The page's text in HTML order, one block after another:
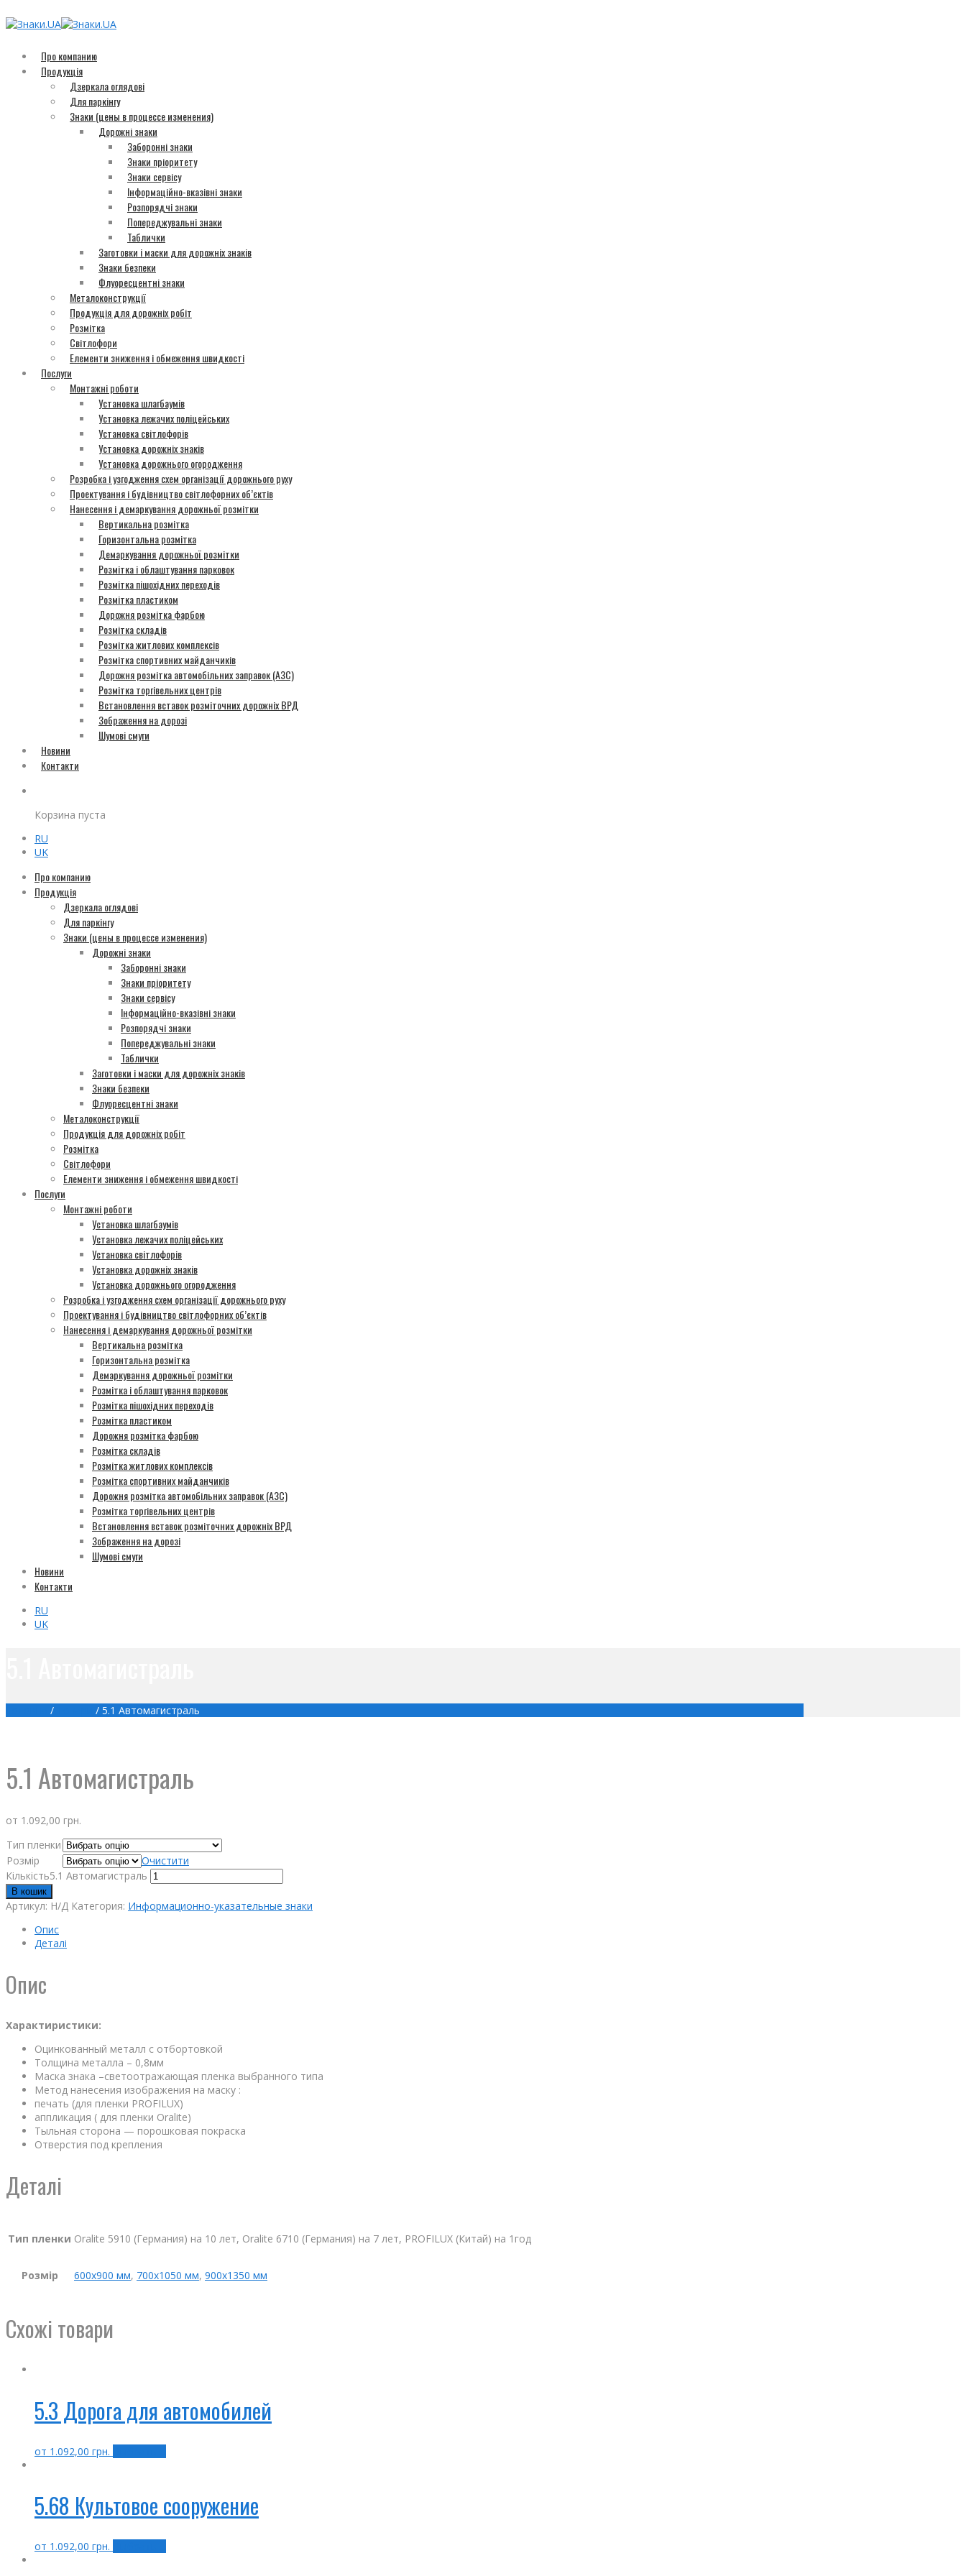
Про компанию
Продукція
Дзеркала оглядові
Для паркінгу
Знаки (цены в процессе изменения)
Дорожні знаки
Заборонні знаки
Знаки пріоритету
Знаки сервісу
Інформаційно-вказівні знаки
Розпорядчі знаки
Попереджувальні знаки
Таблички
Заготовки і маски для дорожніх знаків
Знаки безпеки
Флуоресцентні знаки
Металоконструкції
Продукція для дорожніх робіт
Розмітка
Світлофори
Елементи зниження і обмеження швидкості
Послуги
Монтажні роботи
Установка шлагбаумів
Установка лежачих поліцейських
Установка світлофорів
Установка дорожніх знаків
Установка дорожнього огородження
Розробка і узгодження схем організації дорожнього руху
Проектування і будівництво світлофорних об’єктів
Нанесення і демаркування дорожньої розмітки
Вертикальна розмітка
Горизонтальна розмітка
Демаркування дорожньої розмітки
Розмітка і облаштування парковок
Розмітка пішохідних переходів
Розмітка пластиком
Дорожня розмітка фарбою
Розмітка складів
Розмітка житлових комплексів
Розмітка спортивних майданчиків
Дорожня розмітка автомобільних заправок (АЗС)
Розмітка торгівельних центрів
Встановлення вставок розміточних дорожніх ВРД
Зображення на дорозі
Шумові смуги
Новини
Контакти
Корзина пуста
RU
UK
Про компанию
Продукція
Дзеркала оглядові
Для паркінгу
Знаки (цены в процессе изменения)
Дорожні знаки
Заборонні знаки
Знаки пріоритету
Знаки сервісу
Інформаційно-вказівні знаки
Розпорядчі знаки
Попереджувальні знаки
Таблички
Заготовки і маски для дорожніх знаків
Знаки безпеки
Флуоресцентні знаки
Металоконструкції
Продукція для дорожніх робіт
Розмітка
Світлофори
Елементи зниження і обмеження швидкості
Послуги
Монтажні роботи
Установка шлагбаумів
Установка лежачих поліцейських
Установка світлофорів
Установка дорожніх знаків
Установка дорожнього огородження
Розробка і узгодження схем організації дорожнього руху
Проектування і будівництво світлофорних об’єктів
Нанесення і демаркування дорожньої розмітки
Вертикальна розмітка
Горизонтальна розмітка
Демаркування дорожньої розмітки
Розмітка і облаштування парковок
Розмітка пішохідних переходів
Розмітка пластиком
Дорожня розмітка фарбою
Розмітка складів
Розмітка житлових комплексів
Розмітка спортивних майданчиків
Дорожня розмітка автомобільних заправок (АЗС)
Розмітка торгівельних центрів
Встановлення вставок розміточних дорожніх ВРД
Зображення на дорозі
Шумові смуги
Новини
Контакти
RU
UK
/ / 5.1 Автомагистраль
5.1 Автомагистраль
от 1.092,00 грн.
Тип пленки
Розмір
Очистити
Кількість5.1 Автомагистраль
В кошик
Артикул: Н/Д Категория: Информационно-указательные знаки
Опис
Деталі
Опис
Характиристики:
Оцинкованный металл с отбортовкой
Толщина металла – 0,8мм
Маска знака –светоотражающая пленка выбранного типа
Метод нанесения изображения на маску :
печать (для пленки PROFILUX)
аппликация ( для пленки Oralite)
Тыльная сторона — порошковая покраска
Отверстия под крепления
Деталі
Тип пленки Oralite 5910 (Германия) на 10 лет, Oralite 6710 (Германия) на 7 лет, PROFILUX (Китай) на 1год
Розмір 600х900 мм, 700х1050 мм, 900х1350 мм
Схожі товари
5.3 Дорога для автомобилей
от 1.092,00 грн.
5.68 Культовое сооружение
от 1.092,00 грн.